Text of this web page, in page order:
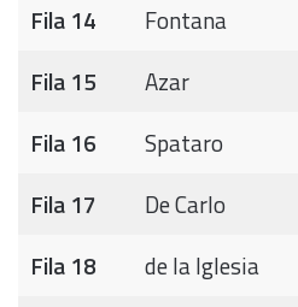
Fila 14
Fontana
Fila 15
Azar
Fila 16
Spataro
Fila 17
De Carlo
Fila 18
de la Iglesia